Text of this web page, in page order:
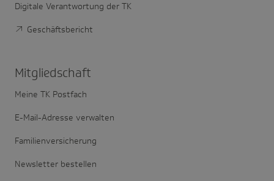
Digitale Verantwortung der TK
Geschäftsbericht
Mitglied­schaft
Meine TK Postfach
E-Mail-Adresse verwalten
Familienversicherung
Newsletter bestellen